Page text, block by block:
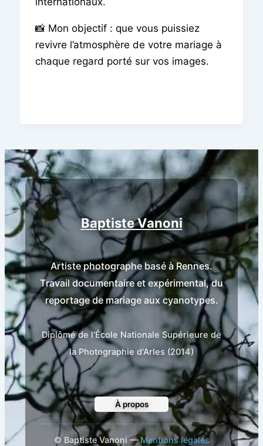
📸 Mon objectif : que vous puissiez
revivre l’atmosphère de votre mariage à
chaque regard porté sur vos images.
Baptiste Vanoni
Artiste photographe basé à Rennes.
Travail documentaire et expérimental, du
reportage de mariage aux cyanotypes.
Diplômé de l'École Nationale Supérieure de
la Photographie d'Arles (2014)
À propos
© Baptiste Vanoni —Mentions légales